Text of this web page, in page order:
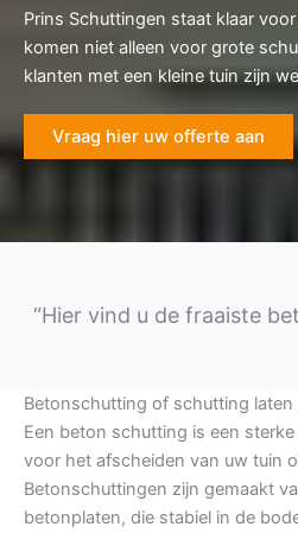
Prins Schuttingen staat klaar
komen niet alleen voor grote
klanten met een kleine tuin zijn
Vraag hier uw offerte aan
“Hier vind u de fraaiste
Betonschutting of schutting laten
Een beton schutting is een
voor het afscheiden van uw tuin
Betonschuttingen zijn gemaakt
betonplaten, die stabiel in de